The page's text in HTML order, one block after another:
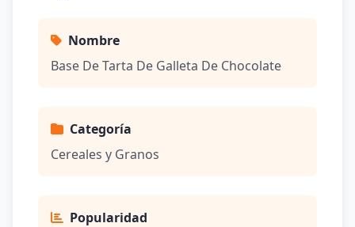
Nombre
Base De Tarta De Galleta De Chocolate
Categoría
Cereales y Granos
Popularidad